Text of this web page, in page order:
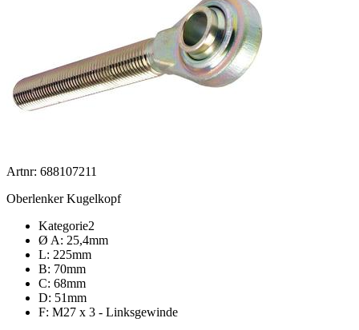
Artnr: 688107211
Oberlenker Kugelkopf
Kategorie2
Ø A: 25,4mm
L: 225mm
B: 70mm
C: 68mm
D: 51mm
F: M27 x 3 - Linksgewinde